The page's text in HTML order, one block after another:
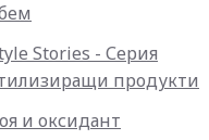
Stories - Серия
продукти
и оксидант